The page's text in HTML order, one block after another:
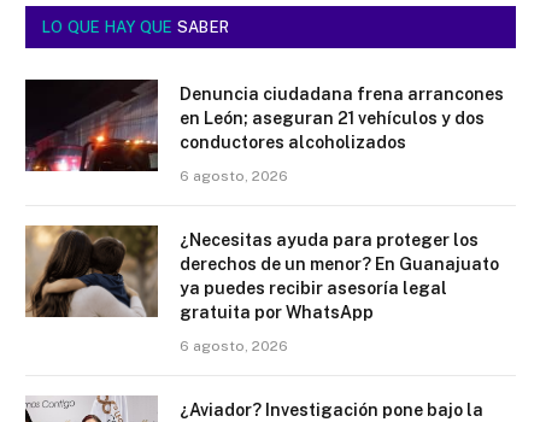
LO QUE HAY QUE SABER
Denuncia ciudadana frena arrancones
en León; aseguran 21 vehículos y dos
conductores alcoholizados
6 agosto, 2026
¿Necesitas ayuda para proteger los
derechos de un menor? En Guanajuato
ya puedes recibir asesoría legal
gratuita por WhatsApp
6 agosto, 2026
¿Aviador? Investigación pone bajo la